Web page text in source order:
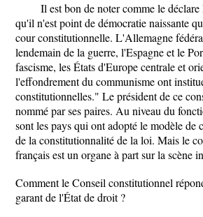
Il est bon de noter comme le
qu'il n'est point de démocratie naissante
cour constitutionnelle. L'Allemagne
lendemain de la guerre, l'Espagne et le
fascisme, les États d'Europe centrale et
l'effondrement du communisme ont
constitutionnelles." Le président de ce
nommé par ses paires. Au niveau du
sont les pays qui ont adopté le modèle de
de la constitutionnalité de la loi. Mais le
français est un organe à part sur la scène
Comment le Conseil constitutionnel
garant de l'État de droit ?